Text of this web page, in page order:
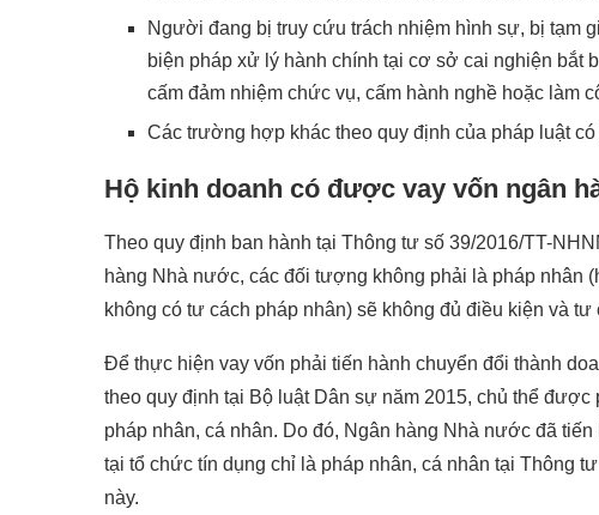
Người đang bị truy cứu trách nhiệm hình sự, bị tạm
biện pháp xử lý hành chính tại cơ sở cai nghiện bắt
cấm đảm nhiệm chức vụ, cấm hành nghề hoặc làm
Các trường hợp khác theo quy định của pháp luật có
Hộ kinh doanh có được vay vốn ngân
Theo quy định ban hành tại Thông tư số 39/2016/TT-
hàng Nhà nước, các đối tượng không phải là pháp nhân
không có tư cách pháp nhân) sẽ không đủ điều kiện và tư
Để thực hiện vay vốn phải tiến hành chuyển đổi thành
theo quy định tại Bộ luật Dân sự năm 2015, chủ thể
pháp nhân, cá nhân. Do đó, Ngân hàng Nhà nước đã
tại tổ chức tín dụng chỉ là pháp nhân, cá nhân tại Thông
này.